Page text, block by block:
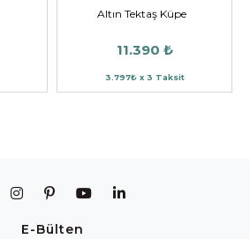
Altın Tektaş Küpe
11.390 ₺
3.797₺ x 3 Taksit
E-Bülten